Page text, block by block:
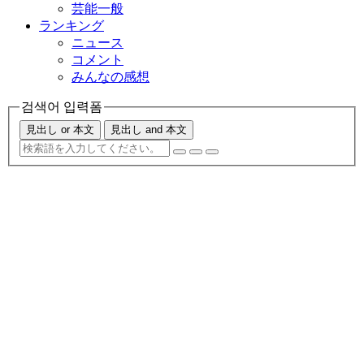
芸能一般
ランキング
ニュース
コメント
みんなの感想
검색어 입력폼
見出し or 本文 見出し and 本文